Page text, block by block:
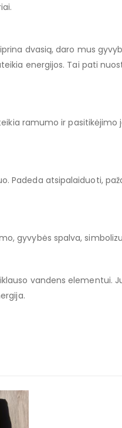
dvasią, daro mus
energijos. Tai pati
ramumo ir
Padeda atsipalaiduoti,
gyvybės spalva,
vandens elementui.